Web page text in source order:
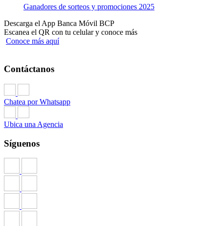
Ganadores de sorteos y promociones 2025
Descarga el App Banca Móvil BCP
Escanea el QR con tu celular y conoce más
Conoce más aquí
Contáctanos
Chatea por Whatsapp
Ubica una Agencia
Síguenos